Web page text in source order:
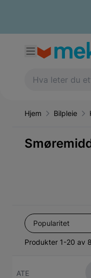
Hjem Bilpleie
Sorter etter
Produkter 1-20 av
ATE